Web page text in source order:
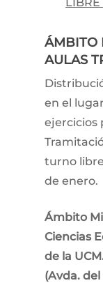
ÁMBITO
AULAS
en el
ejercicios
turno
de enero.
Ámbito
Ciencias
de la
(Avda. del